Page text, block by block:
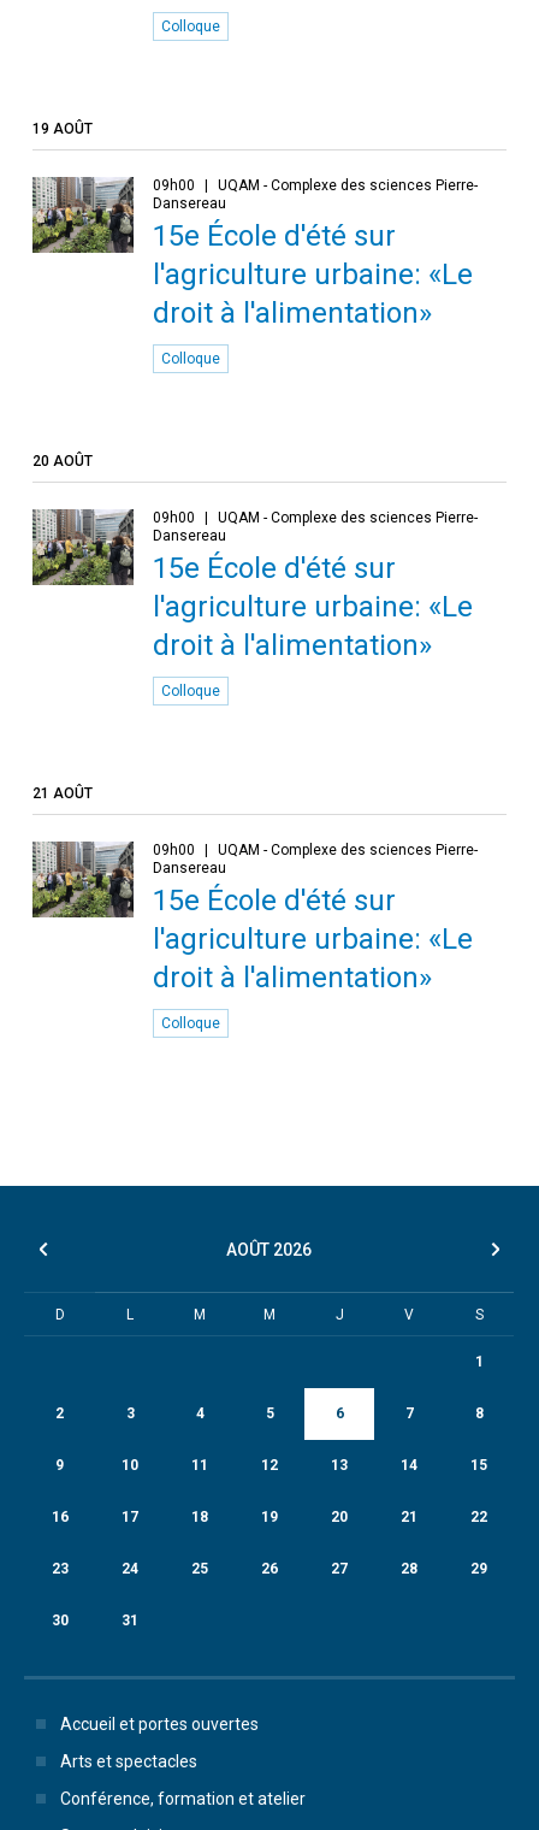
Colloque
19 AOÛT
09h00
UQAM - Complexe des sciences Pierre-
Dansereau
15e École d'été sur
l'agriculture urbaine: «Le
droit à l'alimentation»
Colloque
20 AOÛT
09h00
UQAM - Complexe des sciences Pierre-
Dansereau
15e École d'été sur
l'agriculture urbaine: «Le
droit à l'alimentation»
Colloque
21 AOÛT
09h00
UQAM - Complexe des sciences Pierre-
Dansereau
15e École d'été sur
l'agriculture urbaine: «Le
droit à l'alimentation»
Colloque
AOÛT 2026
D L M M J V S
1
2 3 4 5 6 7 8
9 10 11 12 13 14 15
16 17 18 19 20 21 22
23 24 25 26 27 28 29
30 31
Accueil et portes ouvertes
Arts et spectacles
Conférence, formation et atelier